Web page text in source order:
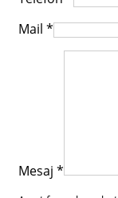
Mail *
Mesaj *